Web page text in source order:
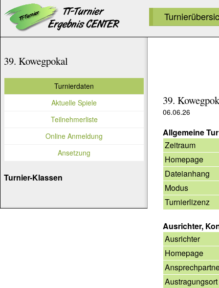
39.
06.06.26
Allgemeine
Zeitraum
Homepage
Dateianhang
Modus
Turnierlizenz
Ausrichter,
Ausrichter
Homepage
Austragungsort
39. Kowegpokal
Turnierdaten
Aktuelle Spiele
Teilnehmerliste
Online Anmeldung
Ansetzung
Turnier-Klassen